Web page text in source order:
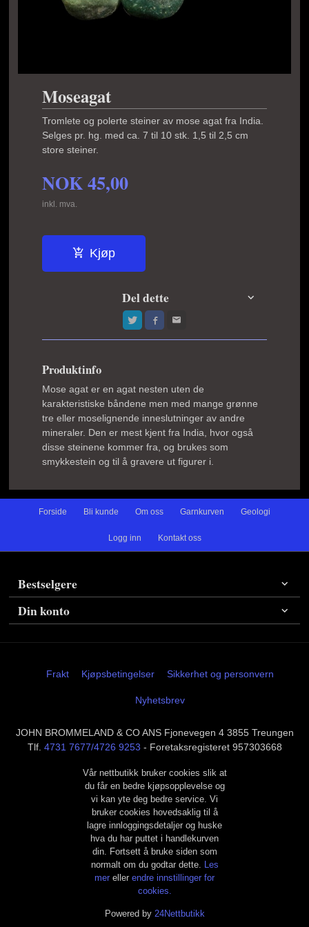
Moseagat
Tromlete og polerte steiner av mose agat fra India.
Selges pr. hg. med ca. 7 til 10 stk. 1,5 til 2,5 cm
store steiner.
NOK45,00
inkl. mva.
Kjøp
Del dette
Produktinfo
Mose agat er en agat nesten uten de
karakteristiske båndene men med mange grønne
tre eller moselignende inneslutninger av andre
mineraler. Den er mest kjent fra India, hvor også
disse steinene kommer fra, og brukes som
smykkestein og til å gravere ut figurer i.
Forside Bli kunde Om oss Garnkurven Geologi
Logg inn Kontakt oss
Bestselgere
Din konto
Frakt Kjøpsbetingelser Sikkerhet og personvern
Nyhetsbrev
JOHN BROMMELAND & CO ANS Fjonevegen 4 3855 Treungen
Tlf. 4731 7677/4726 9253 - Foretaksregisteret 957303668
Vår nettbutikk bruker cookies slik at
du får en bedre kjøpsopplevelse og
vi kan yte deg bedre service. Vi
bruker cookies hovedsaklig til å
lagre innloggingsdetaljer og huske
hva du har puttet i handlekurven
din. Fortsett å bruke siden som
normalt om du godtar dette. Les
mer eller endre innstillinger for
cookies.
Powered by 24Nettbutikk